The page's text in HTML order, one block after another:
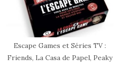
Escape Games et Séries TV :
Friends, La Casa de Papel, Peaky